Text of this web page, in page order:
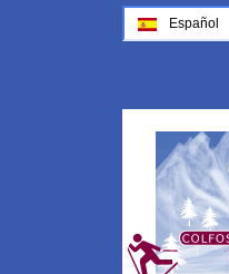
Español